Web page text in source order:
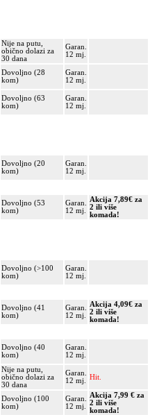
Nije na putu,
obično dolazi za
30 dana
Garan.
12 mj.
Dovoljno (28
kom)
Garan.
12 mj.
Dovoljno (63
kom)
Garan.
12 mj.
Dovoljno (20
kom)
Garan.
12 mj.
Dovoljno (53
kom)
Garan.
12 mj.
Akcija 7,89€ za
2 ili više
komada!
Dovoljno (>100
kom)
Garan.
12 mj.
Dovoljno (41
kom)
Garan.
12 mj.
Akcija 4,09€ za
2 ili više
komada!
Dovoljno (40
kom)
Garan.
12 mj.
Nije na putu,
obično dolazi za
30 dana
Garan.
12 mj.
Hit.
Dovoljno (100
kom)
Garan.
12 mj.
Akcija 7,99 € za
2 ili više
komada!